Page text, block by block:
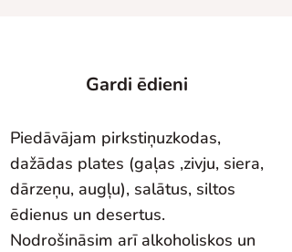
Gardi ēdieni
Piedāvājam pirkstiņuzkodas,
dažādas plates (gaļas ,zivju, siera,
dārzeņu, augļu), salātus, siltos
ēdienus un desertus.
Nodrošināsim arī alkoholiskos un